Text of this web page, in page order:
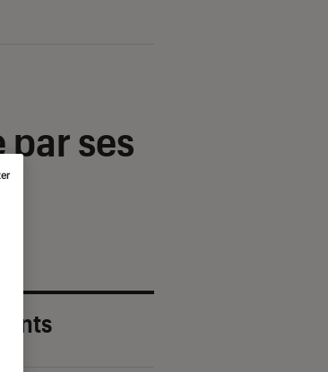
par ses